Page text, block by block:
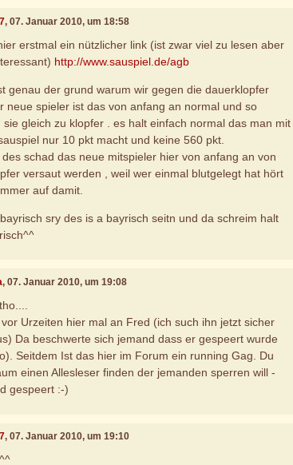
, 07. Januar 2010, um 18:58
erstmal ein nützlicher link (ist zwar viel zu lesen aber
http://www.sauspiel.de/agb
genau der grund warum wir gegen die dauerklopfer
neue spieler ist das von anfang an normal und so
sie gleich zu klopfer . es halt einfach normal das man mit
nur 10 pkt macht und keine 560 pkt.
des schad das neue mitspieler hier von anfang an von
versaut werden , weil wer einmal blutgelegt hat hört
auf damit.
sry des is a bayrisch seitn und da schreim halt
, 07. Januar 2010, um 19:08
Urzeiten hier mal an Fred (ich such ihn jetzt sicher
Da beschwerte sich jemand dass er gespeert wurde
Seitdem Ist das hier im Forum ein running Gag. Du
einen Allesleser finden der jemanden sperren will -
gespeert :-)
, 07. Januar 2010, um 19:10